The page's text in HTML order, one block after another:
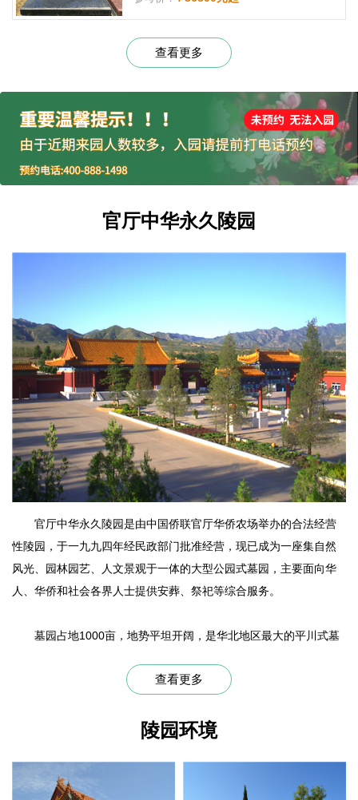
查看更多
官厅中华永久陵园
官厅中华永久陵园是由中国侨联官厅华侨农场举办的合法经营
性陵园，于一九九四年经民政部门批准经营，现已成为一座集自然
风光、园林园艺、人文景观于一体的大型公园式墓园，主要面向华
人、华侨和社会各界人士提供安葬、祭祀等综合服务。
墓园占地1000亩，地势平坦开阔，是华北地区最大的平川式墓
气势如宏的大殿，稳健厚重的围墙，彰显着尊贵与泰然。墓园周围
园林之美，墓碑造型各异、优雅大方：亭台楼榭相互呼应，苍松翠
茏，波光潋滟。集山水之灵气，显日月之精华，演绎出恬静与超
然，延续着绚丽与永恒。
查看更多
陵园环境